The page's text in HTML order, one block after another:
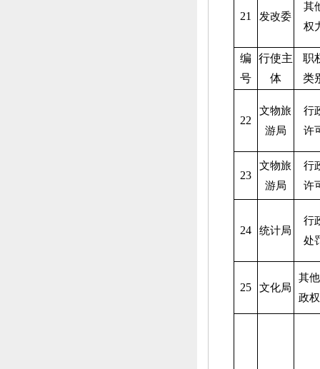
21 发改委
其
权
编
号
行使主
体
职
类
22
文物旅
游局
行
许
23
文物旅
游局
行
许
24 统计局
行
处
25 文化局
其
政